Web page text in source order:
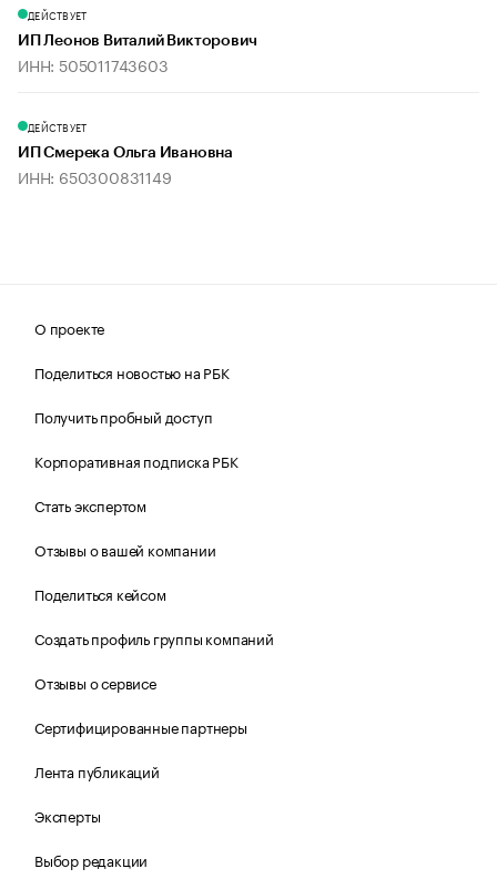
ДЕЙСТВУЕТ
ИП Леонов Виталий Викторович
ИНН: 505011743603
ДЕЙСТВУЕТ
ИП Смерека Ольга Ивановна
ИНН: 650300831149
О проекте
Поделиться новостью на РБК
Получить пробный доступ
Корпоративная подписка РБК
Стать экспертом
Отзывы о вашей компании
Поделиться кейсом
Создать профиль группы компаний
Отзывы о сервисе
Сертифицированные партнеры
Лента публикаций
Эксперты
Выбор редакции